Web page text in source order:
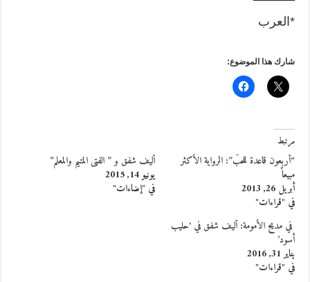
*العرب
شارك هذا الموضوع:
مرتبط
“أربعون قاعدة للحبّ”: الرواية الأكثر
مبيعاً
أبريل 26, 2013
في "قراءات"
أليف شفق و ” الفتى المتيم والمعلم”
يونيو 14, 2015
في "إضاءات"
في مديح الأمومة: أليف شفق في ‘حليب
أسود’
يناير 31, 2016
في "قراءات"